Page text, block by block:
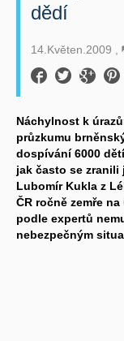
dědí
14.Květen.2009
Náchylnost k
průzkumu
dospívání 6000
jak často se zranili
Lubomír Kukla z
ČR ročně zemře
podle expertů
nebezpečným